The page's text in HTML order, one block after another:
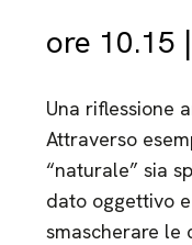
ore 10.15
Una riflessione
Attraverso
“naturale” sia
dato oggettivo
smascherare le